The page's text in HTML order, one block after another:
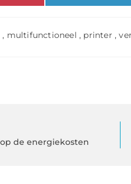
, multifunctioneel , printer ,
de energiekosten